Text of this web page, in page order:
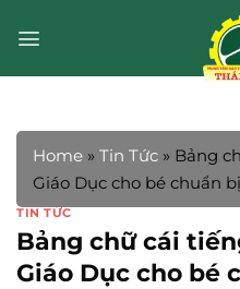
qua
Home » Tin Tức » Bảng
Giáo Dục cho bé chuẩn
TIN TỨC
Bảng chữ cái
Giáo Dục cho bé